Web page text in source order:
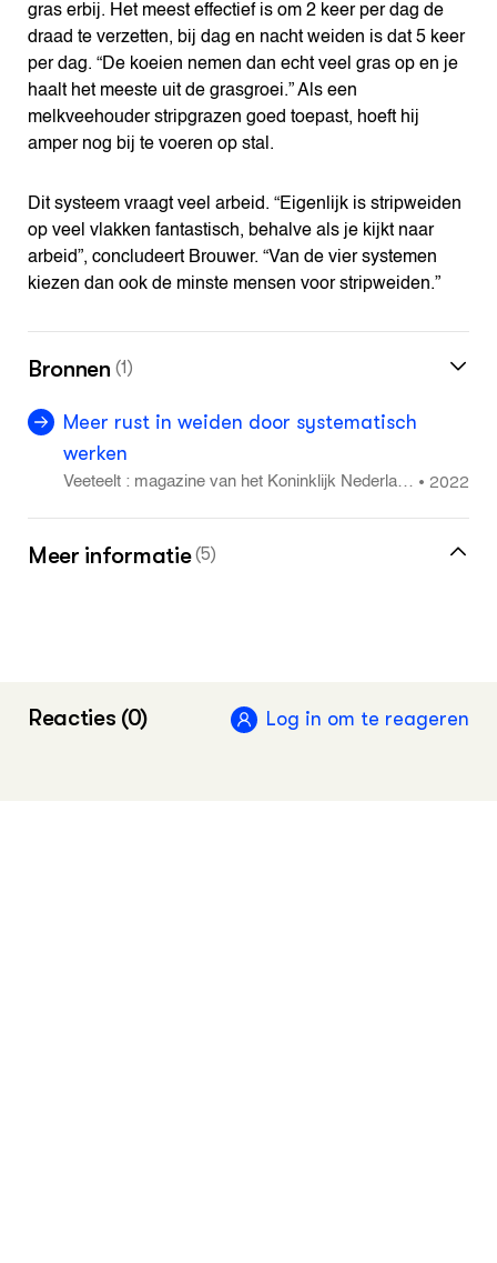
gras erbij. Het meest effectief is om 2 keer per dag de
draad te verzetten, bij dag en nacht weiden is dat 5 keer
per dag. “De koeien nemen dan echt veel gras op en je
haalt het meeste uit de grasgroei.” Als een
melkveehouder stripgrazen goed toepast, hoeft hij
amper nog bij te voeren op stal.
Dit systeem vraagt veel arbeid. “Eigenlijk is stripweiden
op veel vlakken fantastisch, behalve als je kijkt naar
arbeid”, concludeert Brouwer. “Van de vier systemen
kiezen dan ook de minste mensen voor stripweiden.”
Bronnen (1)
Meer rust in weiden door systematisch
werken
Veeteelt : magazine van het Koninklijk Nederlan
•2022
Meer informatie (5)
van Nieuw Nederlands Weiden
Reacties (0) Log in om te reageren